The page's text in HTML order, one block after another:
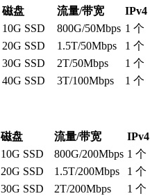
磁盘 流量/带宽 IPv4
10G SSD 800G/50Mbps 1 个
20G SSD 1.5T/50Mbps 1 个
30G SSD 2T/50Mbps 1 个
40G SSD 3T/100Mbps 1 个
磁盘 流量/带宽 IPv4
10G SSD 800G/200Mbps 1 个
20G SSD 1.5T/200Mbps 1 个
30G SSD 2T/200Mbps 1 个